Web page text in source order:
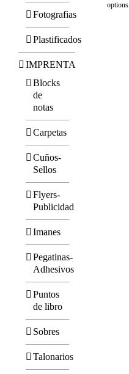
options
Fotografias
Plastificados
IMPRENTA
Blocks
de
notas
Carpetas
Cuños-
Sellos
Flyers-
Publicidad
Imanes
Pegatinas-
Adhesivos
Puntos
de libro
Sobres
Talonarios